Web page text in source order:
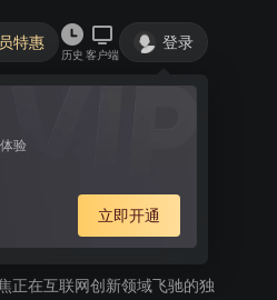
特惠
历史 客户端
登录
验
立即开通
正在互联网创新领域飞驰的独